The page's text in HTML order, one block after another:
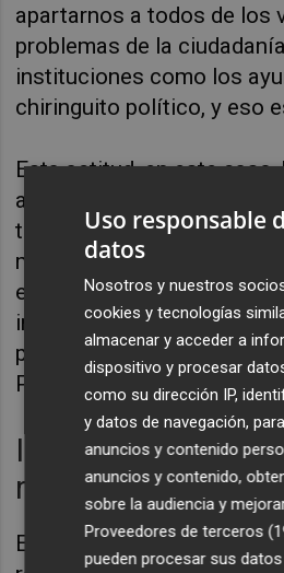
apartarnos a todos de los
problemas de la
instituciones como los
chiringuito político, y eso
Esta actitud, en este caso,
alcaldesa de Castelló a
trámites que recogen los
municipales para la
extraordinario, algo que
importa saltarse para
política municipal y
Puerta.
Incumplimientos
reglamento
En este sentido, la
Uso responsable
datos
Nosotros y nuestros
cookies y tecnologías
almacenar y acceder a
dispositivo y procesar
como su dirección IP,
y datos de navegación,
anuncios y contenido
anuncios y contenido,
sobre la audiencia y
Proveedores de terceros
pueden procesar sus